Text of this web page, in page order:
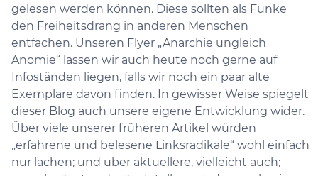
gelesen werden können. Diese sollten als Funke
den Freiheitsdrang in anderen Menschen
entfachen. Unseren Flyer „Anarchie ungleich
Anomie“ lassen wir auch heute noch gerne auf
Infoständen liegen, falls wir noch ein paar alte
Exemplare davon finden. In gewisser Weise spiegelt
dieser Blog auch unsere eigene Entwicklung wider.
Über viele unserer früheren Artikel würden
„erfahrene und belesene Linksradikale“ wohl einfach
nur lachen; und über aktuellere, vielleicht auch;